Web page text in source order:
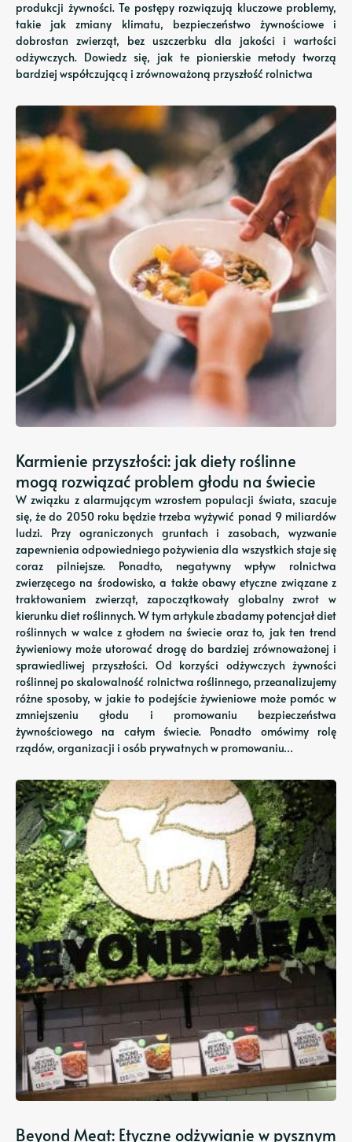
produkcji żywności. Te postępy rozwiązują kluczowe problemy,
takie jak zmiany klimatu, bezpieczeństwo żywnościowe i
dobrostan zwierząt, bez uszczerbku dla jakości i wartości
odżywczych. Dowiedz się, jak te pionierskie metody tworzą
bardziej współczującą i zrównoważoną przyszłość rolnictwa
Karmienie przyszłości: jak diety roślinne
mogą rozwiązać problem głodu na świecie
W związku z alarmującym wzrostem populacji świata, szacuje
się, że do 2050 roku będzie trzeba wyżywić ponad 9 miliardów
ludzi. Przy ograniczonych gruntach i zasobach, wyzwanie
zapewnienia odpowiedniego pożywienia dla wszystkich staje się
coraz pilniejsze. Ponadto, negatywny wpływ rolnictwa
zwierzęcego na środowisko, a także obawy etyczne związane z
traktowaniem zwierząt, zapoczątkowały globalny zwrot w
kierunku diet roślinnych. W tym artykule zbadamy potencjał diet
roślinnych w walce z głodem na świecie oraz to, jak ten trend
żywieniowy może utorować drogę do bardziej zrównoważonej i
sprawiedliwej przyszłości. Od korzyści odżywczych żywności
roślinnej po skalowalność rolnictwa roślinnego, przeanalizujemy
różne sposoby, w jakie to podejście żywieniowe może pomóc w
zmniejszeniu głodu i promowaniu bezpieczeństwa
żywnościowego na całym świecie. Ponadto omówimy rolę
rządów, organizacji i osób prywatnych w promowaniu…
Beyond Meat: Etyczne odżywianie w pysznym